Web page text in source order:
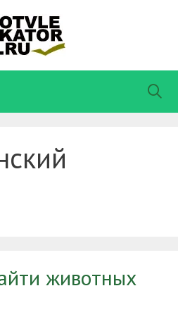
животных